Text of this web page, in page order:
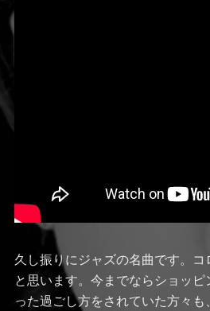
久し振りにジャズの名曲です。
と思います。今までならショッ
った過ごし方をされていた方々